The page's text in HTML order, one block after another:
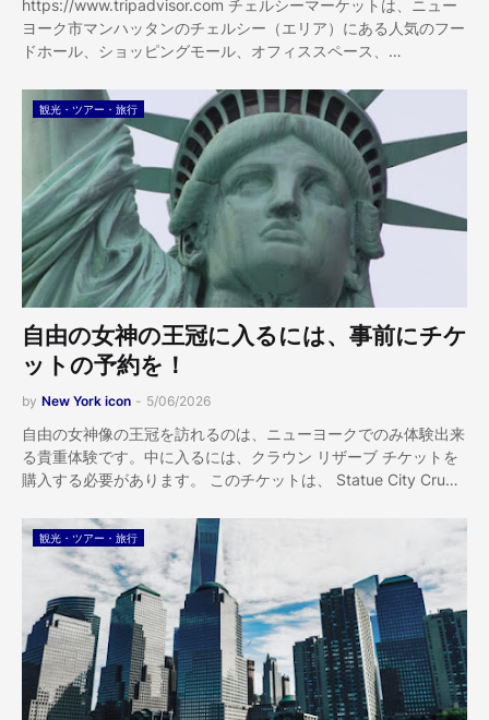
https://www.tripadvisor.com チェルシーマーケットは、ニュー
ヨーク市マンハッタンのチェルシー（エリア）にある人気のフー
ドホール、ショッピングモール、オフィススペース、…
観光・ツアー・旅行
自由の女神の王冠に入るには、事前にチケ
ットの予約を！
by New York icon - 5/06/2026
自由の女神像の王冠を訪れるのは、ニューヨークでのみ体験出来
る貴重体験です。中に入るには、クラウン リザーブ チケットを
購入する必要があります。 このチケットは、 Statue City Cru…
観光・ツアー・旅行